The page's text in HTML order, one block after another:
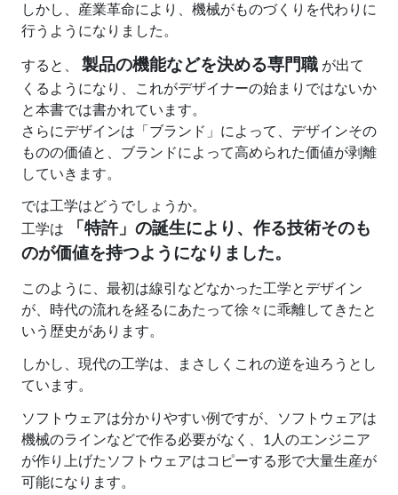
しかし、産業革命により、機械がものづくりを代わりに
行うようになりました。
すると、 製品の機能などを決める専門職 が出て
くるようになり、これがデザイナーの始まりではないか
と本書では書かれています。
さらにデザインは「ブランド」によって、デザインその
ものの価値と、ブランドによって高められた価値が剥離
していきます。
では工学はどうでしょうか。
工学は
「特許」の誕生により、作る技術そのも
のが価値を持つようになりました。
このように、最初は線引などなかった工学とデザイン
が、時代の流れを経るにあたって徐々に乖離してきたと
いう歴史があります。
しかし、現代の工学は、まさしくこれの逆を辿ろうとし
ています。
ソフトウェアは分かりやすい例ですが、ソフトウェアは
機械のラインなどで作る必要がなく、1人のエンジニア
が作り上げたソフトウェアはコピーする形で大量生産が
可能になります。